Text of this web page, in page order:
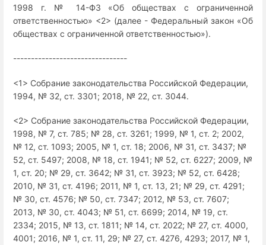
1998 г. № 14-ФЗ «Об обществах с ограниченной
ответственностью» <2> (далее - Федеральный закон «Об
обществах с ограниченной ответственностью»).
--------------------------------
<1> Собрание законодательства Российской Федерации,
1994, № 32, ст. 3301; 2018, № 22, ст. 3044.
<2> Собрание законодательства Российской Федерации,
1998, № 7, ст. 785; № 28, ст. 3261; 1999, № 1, ст. 2; 2002,
№ 12, ст. 1093; 2005, № 1, ст. 18; 2006, № 31, ст. 3437; №
52, ст. 5497; 2008, № 18, ст. 1941; № 52, ст. 6227; 2009, №
1, ст. 20; № 29, ст. 3642; № 31, ст. 3923; № 52, ст. 6428;
2010, № 31, ст. 4196; 2011, № 1, ст. 13, 21; № 29, ст. 4291;
№ 30, ст. 4576; № 50, ст. 7347; 2012, № 53, ст. 7607;
2013, № 30, ст. 4043; № 51, ст. 6699; 2014, № 19, ст.
2334; 2015, № 13, ст. 1811; № 14, ст. 2022; № 27, ст. 4000,
4001; 2016, № 1, ст. 11, 29; № 27, ст. 4276, 4293; 2017, № 1,